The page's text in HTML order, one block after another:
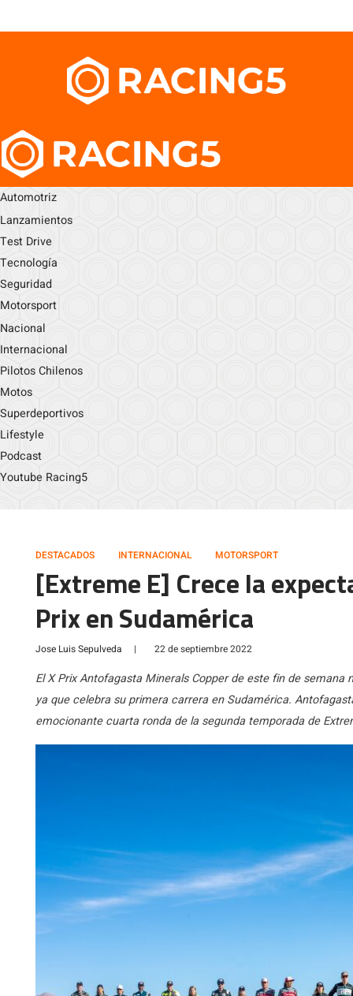
Automotriz
Lanzamientos
Test Drive
Tecnología
Seguridad
Motorsport
Nacional
Internacional
Pilotos Chilenos
Motos
Superdeportivos
Lifestyle
Podcast
Youtube Racing5
DESTACADOS INTERNACIONAL MOTORSPORT
[Extreme E] Crece la
Prix en Sudamérica
Jose Luis Sepulveda | 22 de septiembre 2022
El X Prix Antofagasta Minerals Copper de este fin de
ya que celebra su primera carrera en Sudamérica.
emocionante cuarta ronda de la segunda temporada de